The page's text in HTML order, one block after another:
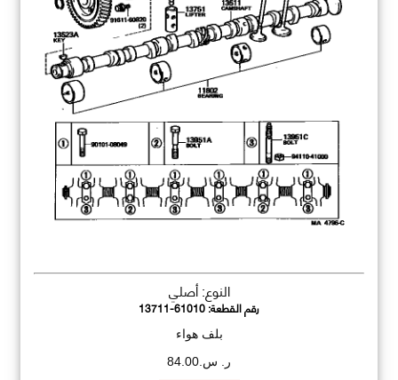
النوع: أصلي
رقم القطعة:13711-61010
بلف هواء
ر. س.84.00